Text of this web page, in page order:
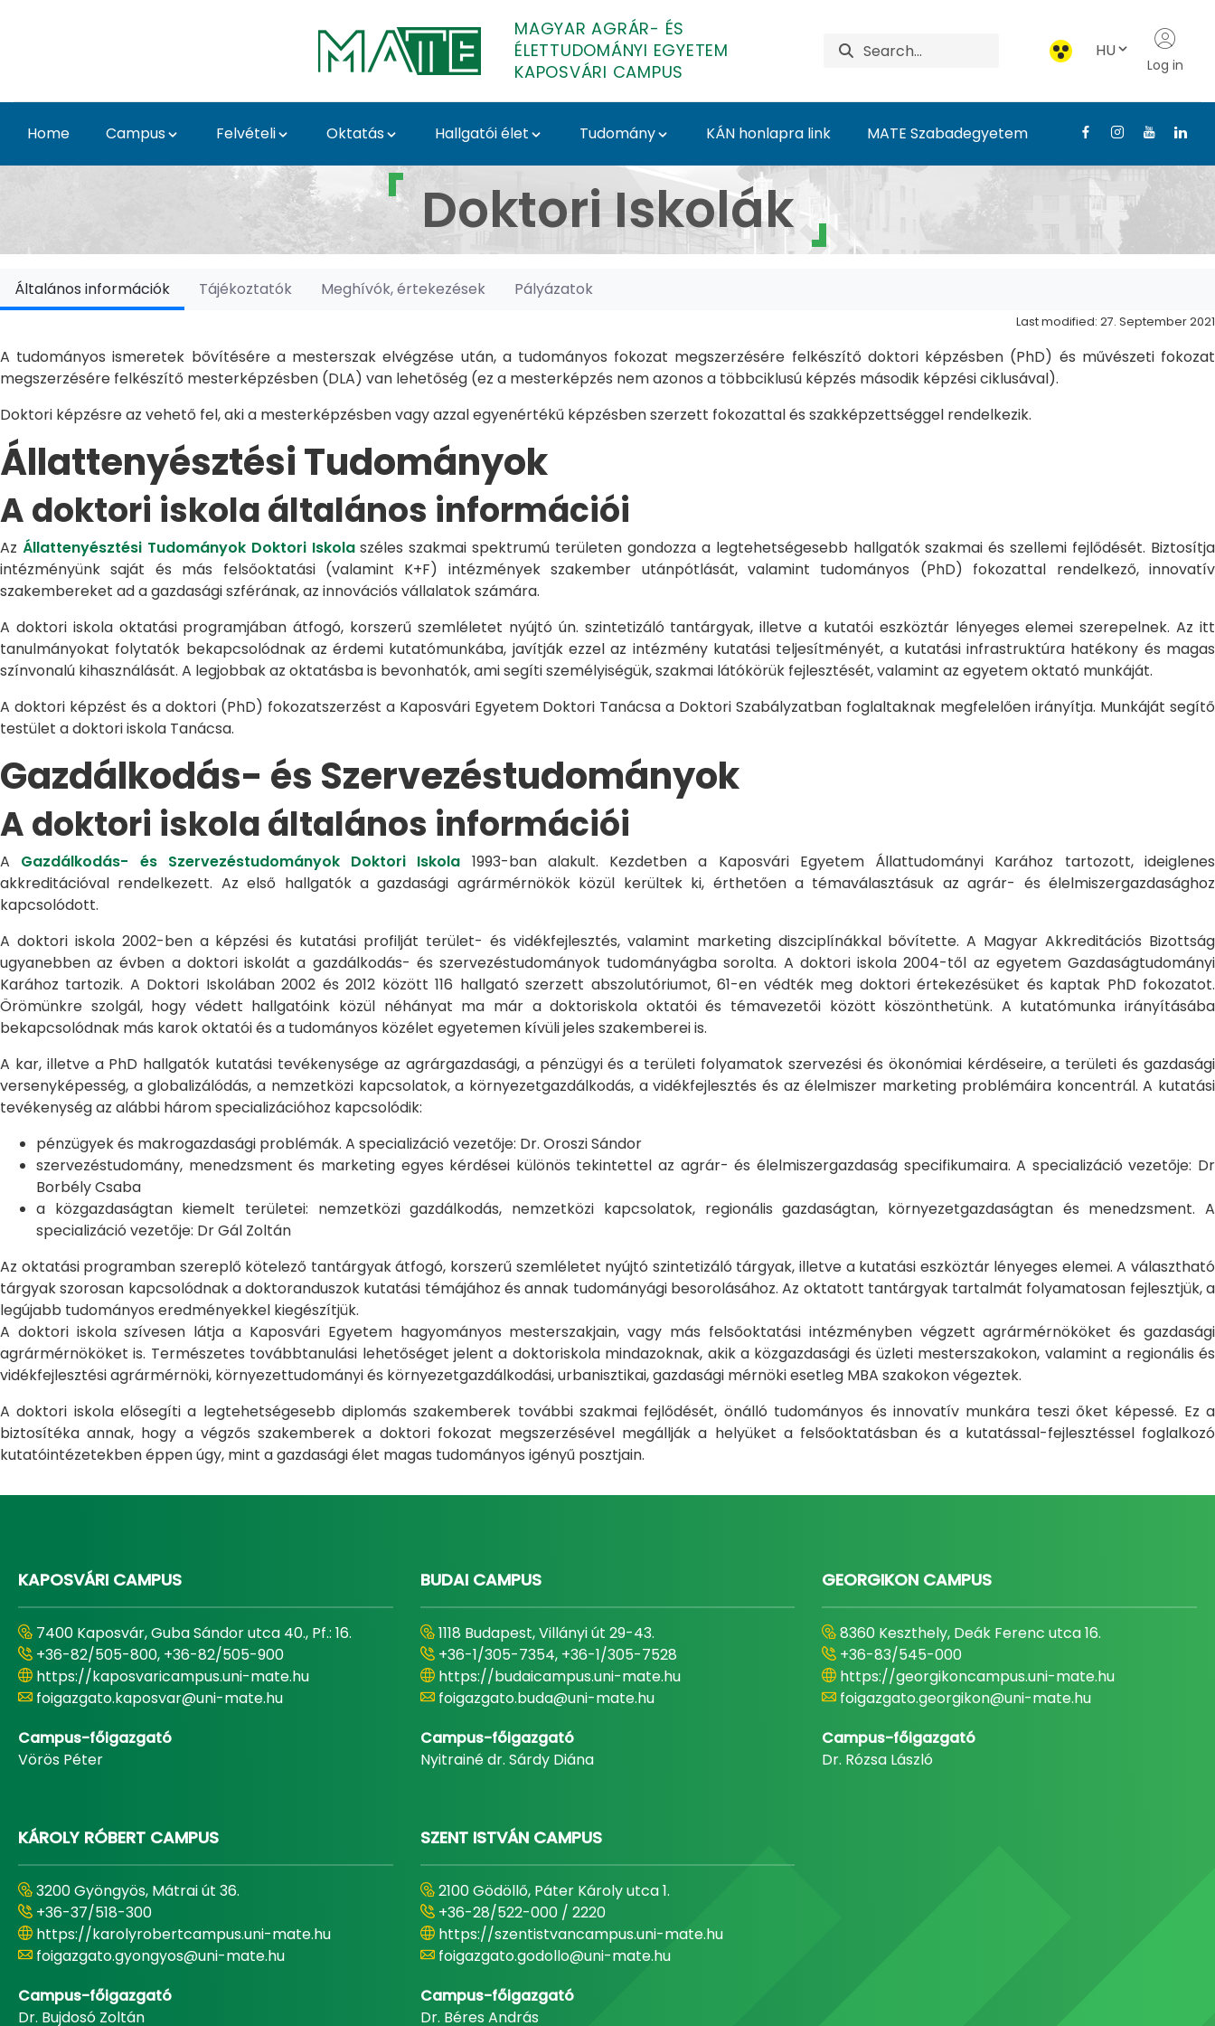
MAGYAR AGRÁR- ÉS
ÉLETTUDOMÁNYI EGYETEM
KAPOSVÁRI CAMPUS
HU
Log in
Home Campus Felvételi Oktatás Hallgatói élet Tudomány KÁN honlapra link MATE Szabadegyetem
Doktori Iskolák - Kaposvári Campus
Doktori Iskolák
Általános információk Tájékoztatók Meghívók, értekezések Pályázatok
Last modified: 27. September 2021
A tudományos ismeretek bővítésére a mesterszak elvégzése után, a tudományos fokozat megszerzésére felkészítő doktori képzésben (PhD) és művészeti fokozat
megszerzésére felkészítő mesterképzésben (DLA) van lehetőség (ez a mesterképzés nem azonos a többciklusú képzés második képzési ciklusával).
Doktori képzésre az vehető fel, aki a mesterképzésben vagy azzal egyenértékű képzésben szerzett fokozattal és szakképzettséggel rendelkezik.
Állattenyésztési Tudományok
A doktori iskola általános információi
Az Állattenyésztési Tudományok Doktori Iskolaszéles szakmai spektrumú területen gondozza a legtehetségesebb hallgatók szakmai és szellemi fejlődését. Biztosítja
intézményünk saját és más felsőoktatási (valamint K+F) intézmények szakember utánpótlását, valamint tudományos (PhD) fokozattal rendelkező, innovatív
szakembereket ad a gazdasági szférának, az innovációs vállalatok számára.
A doktori iskola oktatási programjában átfogó, korszerű szemléletet nyújtó ún. szintetizáló tantárgyak, illetve a kutatói eszköztár lényeges elemei szerepelnek. Az itt
tanulmányokat folytatók bekapcsolódnak az érdemi kutatómunkába, javítják ezzel az intézmény kutatási teljesítményét, a kutatási infrastruktúra hatékony és magas
színvonalú kihasználását. A legjobbak az oktatásba is bevonhatók, ami segíti személyiségük, szakmai látókörük fejlesztését, valamint az egyetem oktató munkáját.
A doktori képzést és a doktori (PhD) fokozatszerzést a Kaposvári Egyetem Doktori Tanácsa a Doktori Szabályzatban foglaltaknak megfelelően irányítja. Munkáját segítő
testület a doktori iskola Tanácsa.
Gazdálkodás- és Szervezéstudományok
A doktori iskola általános információi
A Gazdálkodás- és Szervezéstudományok Doktori Iskola 1993-ban alakult. Kezdetben a Kaposvári Egyetem Állattudományi Karához tartozott, ideiglenes
akkreditációval rendelkezett. Az első hallgatók a gazdasági agrármérnökök közül kerültek ki, érthetően a témaválasztásuk az agrár- és élelmiszergazdasághoz
kapcsolódott.
A doktori iskola 2002-ben a képzési és kutatási profilját terület- és vidékfejlesztés, valamint marketing diszciplínákkal bővítette. A Magyar Akkreditációs Bizottság
ugyanebben az évben a doktori iskolát a gazdálkodás- és szervezéstudományok tudományágba sorolta. A doktori iskola 2004-től az egyetem Gazdaságtudományi
Karához tartozik. A Doktori Iskolában 2002 és 2012 között 116 hallgató szerzett abszolutóriumot, 61-en védték meg doktori értekezésüket és kaptak PhD fokozatot.
Örömünkre szolgál, hogy védett hallgatóink közül néhányat ma már a doktoriskola oktatói és témavezetői között köszönthetünk. A kutatómunka irányításába
bekapcsolódnak más karok oktatói és a tudományos közélet egyetemen kívüli jeles szakemberei is.
A kar, illetve a PhD hallgatók kutatási tevékenysége az agrárgazdasági, a pénzügyi és a területi folyamatok szervezési és ökonómiai kérdéseire, a területi és gazdasági
versenyképesség, a globalizálódás, a nemzetközi kapcsolatok, a környezetgazdálkodás, a vidékfejlesztés és az élelmiszer marketing problémáira koncentrál. A kutatási
tevékenység az alábbi három specializációhoz kapcsolódik:
pénzügyek és makrogazdasági problémák. A specializáció vezetője: Dr. Oroszi Sándor
szervezéstudomány, menedzsment és marketing egyes kérdései különös tekintettel az agrár- és élelmiszergazdaság specifikumaira. A specializáció vezetője: Dr
Borbély Csaba
a közgazdaságtan kiemelt területei: nemzetközi gazdálkodás, nemzetközi kapcsolatok, regionális gazdaságtan, környezetgazdaságtan és menedzsment. A
specializáció vezetője: Dr Gál Zoltán
Az oktatási programban szereplő kötelező tantárgyak átfogó, korszerű szemléletet nyújtó szintetizáló tárgyak, illetve a kutatási eszköztár lényeges elemei. A választható
tárgyak szorosan kapcsolódnak a doktoranduszok kutatási témájához és annak tudományági besorolásához. Az oktatott tantárgyak tartalmát folyamatosan fejlesztjük, a
legújabb tudományos eredményekkel kiegészítjük.
A doktori iskola szívesen látja a Kaposvári Egyetem hagyományos mesterszakjain, vagy más felsőoktatási intézményben végzett agrármérnököket és gazdasági
agrármérnököket is. Természetes továbbtanulási lehetőséget jelent a doktoriskola mindazoknak, akik a közgazdasági és üzleti mesterszakokon, valamint a regionális és
vidékfejlesztési agrármérnöki, környezettudományi és környezetgazdálkodási, urbanisztikai, gazdasági mérnöki esetleg MBA szakokon végeztek.
A doktori iskola elősegíti a legtehetségesebb diplomás szakemberek további szakmai fejlődését, önálló tudományos és innovatív munkára teszi őket képessé. Ez a
biztosítéka annak, hogy a végzős szakemberek a doktori fokozat megszerzésével megállják a helyüket a felsőoktatásban és a kutatással-fejlesztéssel foglalkozó
kutatóintézetekben éppen úgy, mint a gazdasági élet magas tudományos igényű posztjain.
KAPOSVÁRI CAMPUS
7400 Kaposvár, Guba Sándor utca 40., Pf.: 16.
+36-82/505-800, +36-82/505-900
https://kaposvaricampus.uni-mate.hu
foigazgato.kaposvar@uni-mate.hu
Campus-főigazgató
Vörös Péter
BUDAI CAMPUS
1118 Budapest, Villányi út 29-43.
+36-1/305-7354, +36-1/305-7528
https://budaicampus.uni-mate.hu
foigazgato.buda@uni-mate.hu
Campus-főigazgató
Nyitrainé dr. Sárdy Diána
GEORGIKON CAMPUS
8360 Keszthely, Deák Ferenc utca 16.
+36-83/545-000
https://georgikoncampus.uni-mate.hu
foigazgato.georgikon@uni-mate.hu
Campus-főigazgató
Dr. Rózsa László
KÁROLY RÓBERT CAMPUS
3200 Gyöngyös, Mátrai út 36.
+36-37/518-300
https://karolyrobertcampus.uni-mate.hu
foigazgato.gyongyos@uni-mate.hu
Campus-főigazgató
Dr. Bujdosó Zoltán
SZENT ISTVÁN CAMPUS
2100 Gödöllő, Páter Károly utca 1.
+36-28/522-000 / 2220
https://szentistvancampus.uni-mate.hu
foigazgato.godollo@uni-mate.hu
Campus-főigazgató
Dr. Béres András